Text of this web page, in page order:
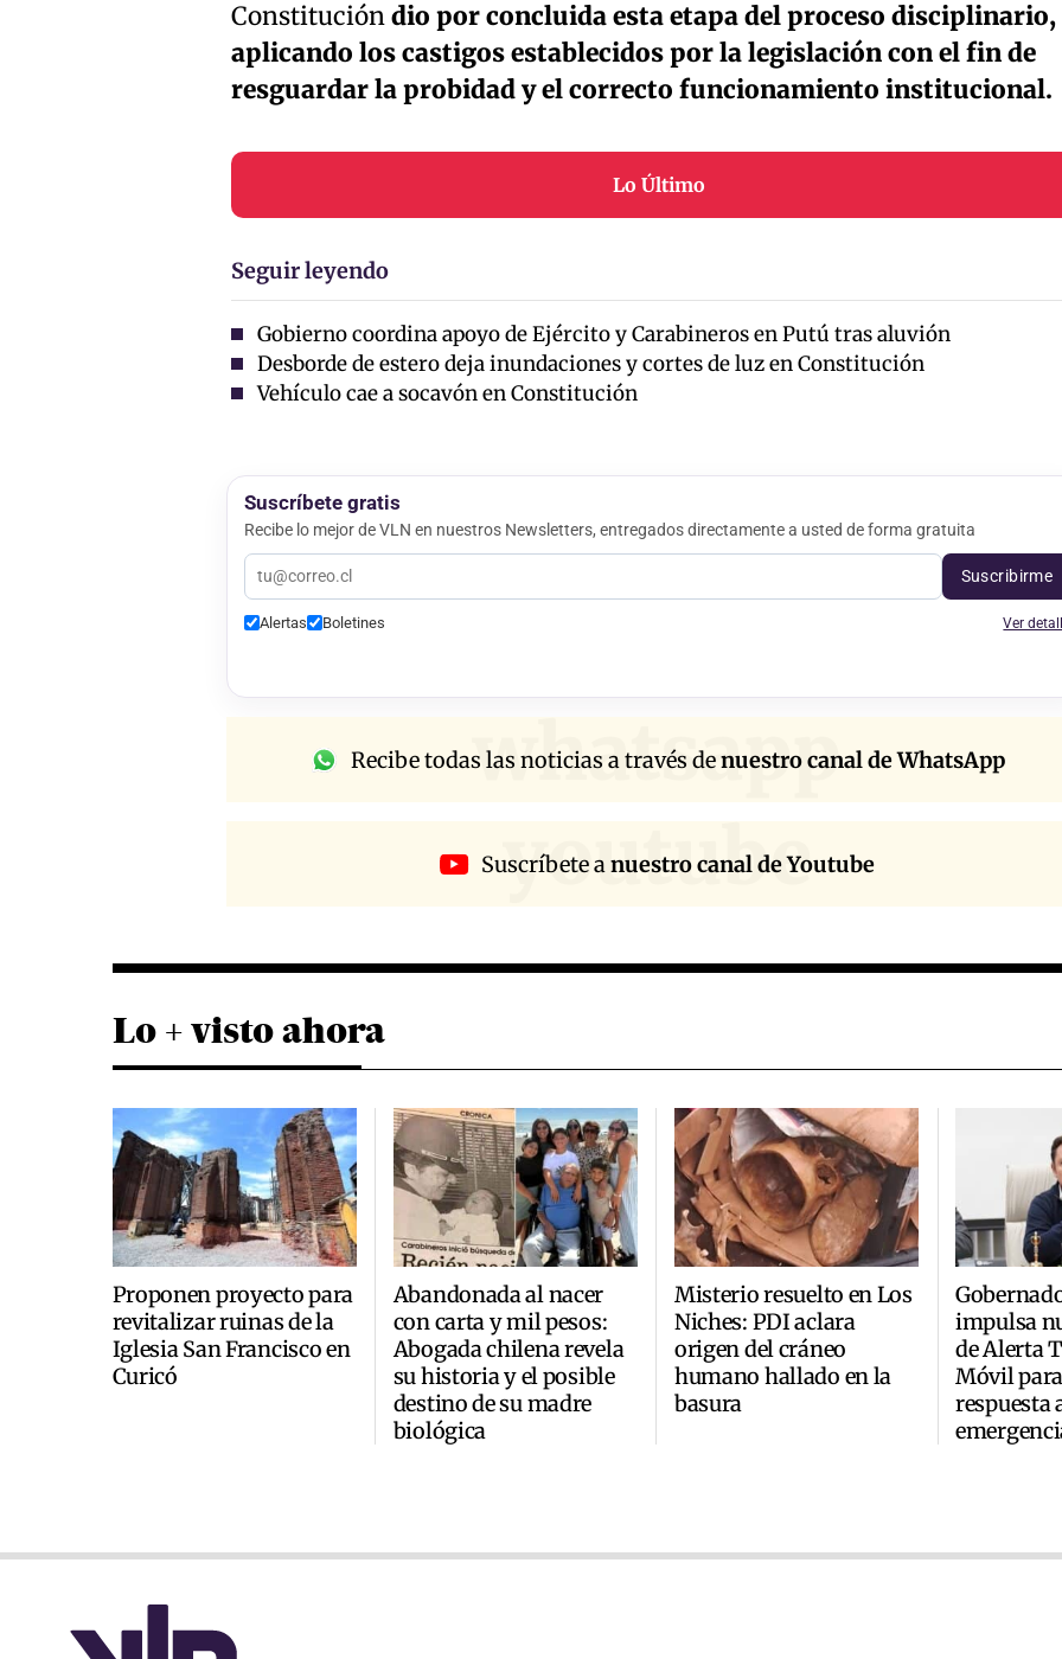
Constitucióndio por concluida esta etapa del proceso disciplinario,
aplicando los castigos establecidos por la legislación con el fin de
resguardar la probidad y el correcto funcionamiento institucional.
Lo Último
Seguir leyendo
Gobierno coordina apoyo de Ejército y Carabineros en Putú tras aluvión
Desborde de estero deja inundaciones y cortes de luz en Constitución
Vehículo cae a socavón en Constitución
Suscríbete gratis
Recibe lo mejor de VLN en nuestros Newsletters, entregados directamente a usted de forma gratuita
Suscribirme
Alertas Boletines Ver
whatsapp
Recibe todas las noticias a través denuestro canal de WhatsApp
youtube
Suscríbete a nuestro canal de Youtube
Lo + visto ahora
Proponen proyecto para
revitalizar ruinas de la
Iglesia San Francisco en
Curicó
Abandonada al nacer
con carta y mil pesos:
Abogada chilena revela
su historia y el posible
destino de su madre
biológica
Misterio resuelto en Los
Niches: PDI aclara
origen del cráneo
humano hallado en la
basura
impulsa
de Alerta
Móvil
respuesta